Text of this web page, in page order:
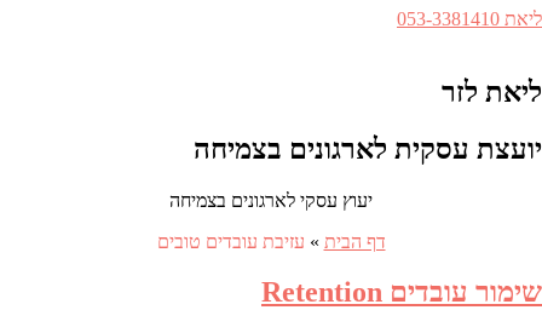
מספר
ליאת 053-3381410​
ליאת לזר
יועצת עסקית לארגונים בצמיחה
יעוץ עסקי לארגונים בצמיחה
דף הבית » עזיבת עובדים טובים
שימור עובדים Retention